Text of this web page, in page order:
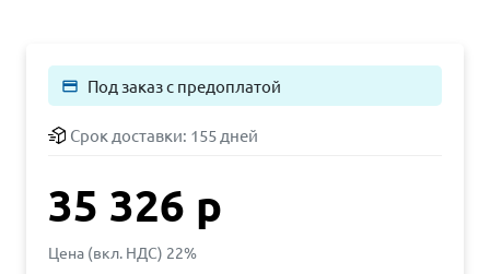
payment Под заказ с предоплатой
Срок доставки: 155 дней
35 326 р
Цена (вкл. НДС) 22%